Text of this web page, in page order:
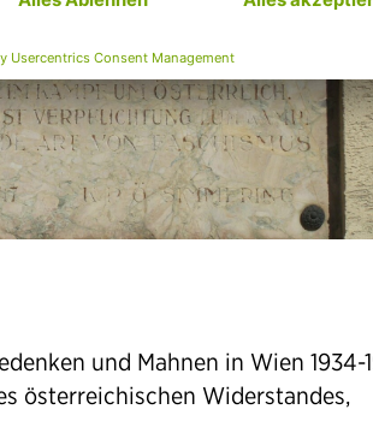
und Mahnen in Wien 1934-
österreichischen Widerstandes,